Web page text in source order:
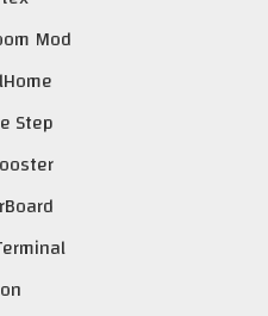
Mod
Step